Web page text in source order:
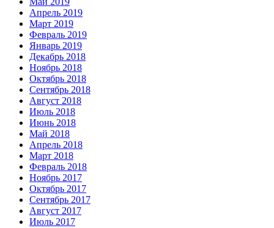
Апрель 2019
Март 2019
Февраль 2019
Январь 2019
Декабрь 2018
Ноябрь 2018
Октябрь 2018
Сентябрь 2018
Август 2018
Июль 2018
Июнь 2018
Май 2018
Апрель 2018
Март 2018
Февраль 2018
Ноябрь 2017
Октябрь 2017
Сентябрь 2017
Август 2017
Июль 2017